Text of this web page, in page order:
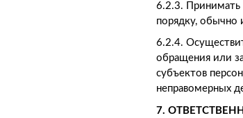
6.2.3. Принимать
порядку,
6.2.4.
обращения или
субъектов
неправомерных
7.